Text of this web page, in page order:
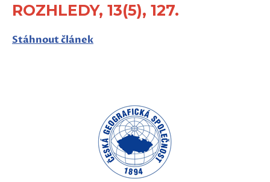
ROZHLEDY, 13(5), 127.
Stáhnout článek